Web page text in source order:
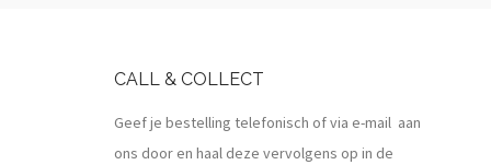
CALL & COLLECT
Geef je bestelling telefonisch of via e-mail aan
ons door en haal deze vervolgens op in de